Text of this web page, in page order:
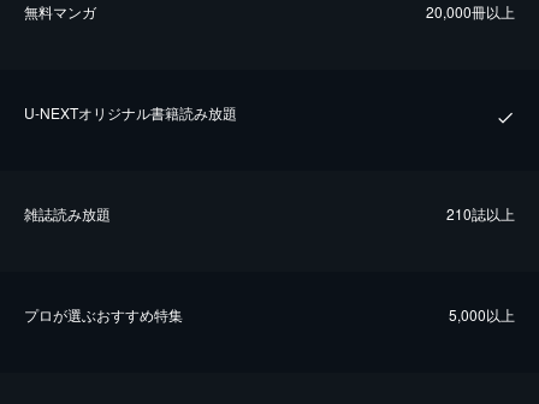
無料マンガ 20,000冊以上
U-NEXTオリジナル書籍読み放題
雑誌読み放題 210誌以上
プロが選ぶおすすめ特集 5,000以上